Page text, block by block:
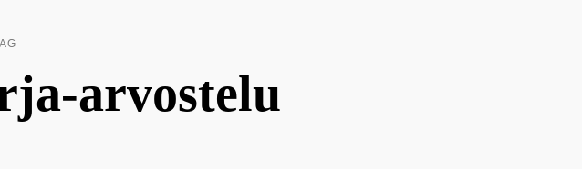
arvostelu